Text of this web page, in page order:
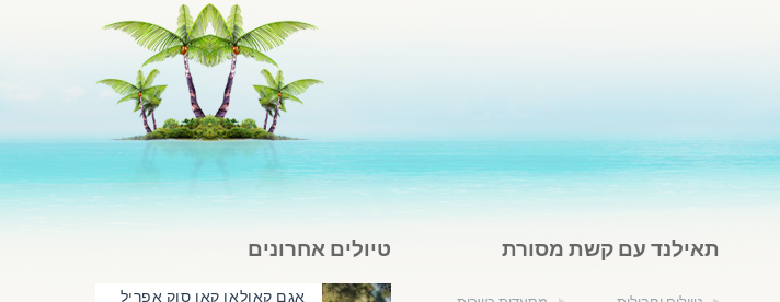
תאילנד עם קשת מסורת טיולים אחרונים
אגם קאולאן קאו סוק אפריל